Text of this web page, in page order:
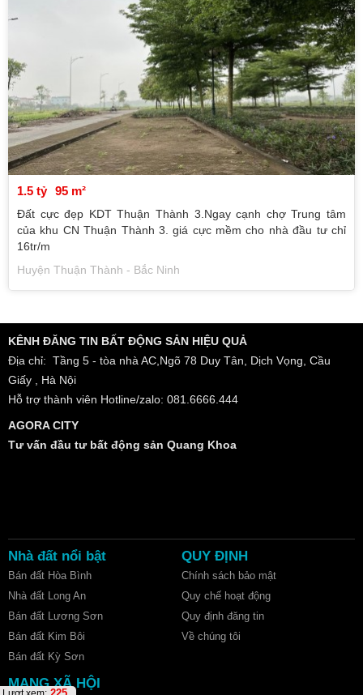
1.5 tỷ 95 m²
Đất cực đẹp KDT Thuận Thành 3.Ngay cạnh chợ Trung tâm
của khu CN Thuận Thành 3. giá cực mềm cho nhà đầu tư chỉ
16tr/m
Huyện Thuận Thành - Bắc Ninh
KÊNH ĐĂNG TIN BẤT ĐỘNG SẢN HIỆU QUẢ
Địa chỉ: Tầng 5 - tòa nhà AC,Ngõ 78 Duy Tân, Dịch Vọng, Cầu
Giấy , Hà Nội
Hỗ trợ thành viên Hotline/zalo: 081.6666.444
AGORA CITY
Tư vấn đầu tư bất động sản Quang Khoa
Nhà đất nổi bật
Bán đất Hòa Bình
Nhà đất Long An
Bán đất Lương Sơn
Bán đất Kim Bôi
Bán đất Kỳ Sơn
QUY ĐỊNH
Chính sách bảo mật
Quy chế hoạt động
Quy định đăng tin
Về chúng tôi
MẠNG XÃ HỘI